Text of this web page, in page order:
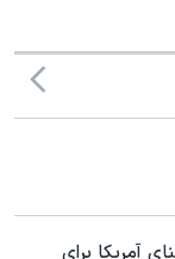
آمریکا برای